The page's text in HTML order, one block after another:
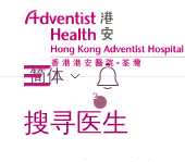
2
简体
搜寻医生